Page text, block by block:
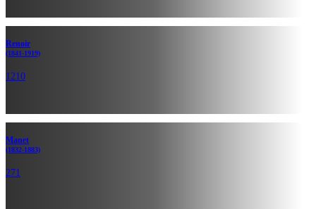
Renoir
(1841-1919)
1210
Manet
(1832-1883)
271